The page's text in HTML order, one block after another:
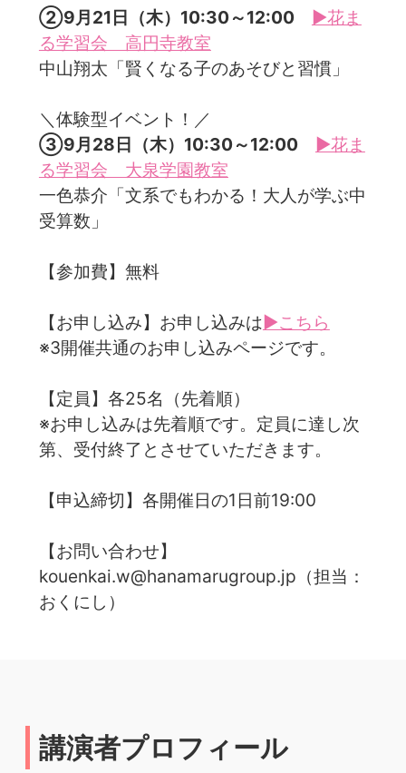
②9月21日（木）10:30～12:00
▶花ま
る学習会 高円寺教室
中山翔太「賢くなる子のあそびと習慣」
＼体験型イベント！／
③9月28日（木）10:30～12:00
▶花ま
る学習会 大泉学園教室
一色恭介「文系でもわかる！大人が学ぶ中
受算数」
【参加費】無料
【お申し込み】お申し込みは▶こちら
※3開催共通のお申し込みページです。
【定員】各25名（先着順）
※お申し込みは先着順です。定員に達し次
第、受付終了とさせていただきます。
【申込締切】各開催日の1日前19:00
【お問い合わせ】
kouenkai.w@hanamarugroup.jp（担当：
おくにし）
講演者プロフィール